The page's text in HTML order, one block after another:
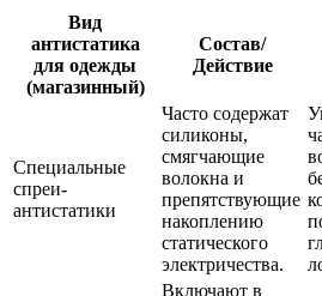
Вид
антистатика
для одежды
(магазинный)
Состав/
Действие
Специальные
спреи-
антистатики
Часто содержат
силиконы,
смягчающие
волокна и
препятствующие
накоплению
статического
электричества.
Включают в